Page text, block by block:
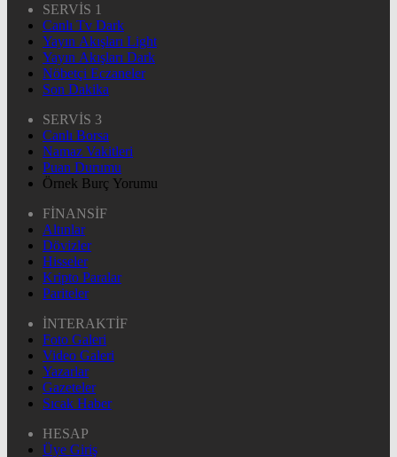
SERVİS 1
Canlı Tv Dark
Yayın Akışları Light
Yayın Akışları Dark
Nöbetçi Eczaneler
Son Dakika
SERVİS 3
Canlı Borsa
Namaz Vakitleri
Puan Durumu
Örnek Burç Yorumu
FİNANSİF
Altınlar
Dövizler
Hisseler
Kripto Paralar
Pariteler
İNTERAKTİF
Foto Galeri
Video Galeri
Yazarlar
Gazeteler
Sıcak Haber
HESAP
Üye Giriş